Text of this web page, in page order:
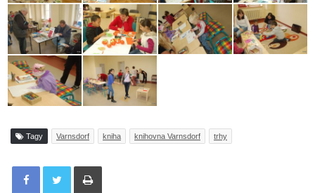
Tagy Varnsdorf kniha knihovna Varnsdorf trhy
Tisknout